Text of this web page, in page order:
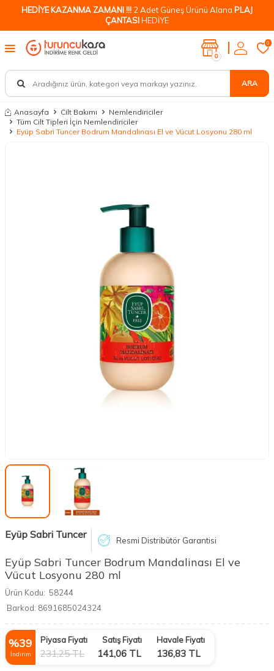
HEDİYE KAZANMA ZAMANI !!! 2 Adet Güneş Ürünü Alana PLAJ
ÇANTASIHEDİYE
ARA
0
0
Anasayfa Cilt Bakımı
Nemlendiriciler
Tüm Cilt Tipleri İçin Nemlendiriciler
Eyüp Sabri Tuncer Bodrum Mandalinası El ve Vücut Losyonu 280 ml
Eyüp Sabri Tuncer Resmi Distribütör Garantisi
Eyüp Sabri Tuncer Bodrum Mandalinası El ve
Vücut Losyonu 280 ml
Ürün Kodu: 58244
Barkod: 8691685024324
%39
İndirim
Piyasa Fiyatı
231,25TL
Satış Fiyatı
141,06 TL
Havale Fiyatı
136,83 TL